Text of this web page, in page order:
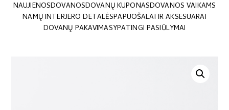
NAUJIENOSDOVANOSDOVANŲ KUPONASDOVANOS VAIKAMS
NAMŲ INTERJERO DETALĖSPAPUOŠALAI IR AKSESUARAI
DOVANŲ PAKAVIMASYPATINGI PASIŪLYMAI